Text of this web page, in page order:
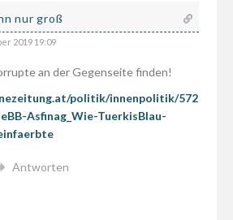
nur groß
2019 19:09
an der Gegenseite finden!
politik/innenpolitik/572
Asfinag_Wie-TuerkisBlau-
Antworten